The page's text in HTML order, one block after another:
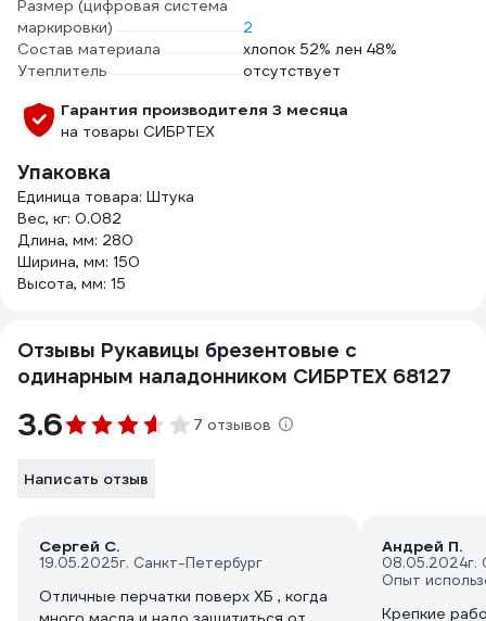
Размер (цифровая система
маркировки)
2
Состав материала
хлопок 52% лен 48%
Утеплитель
отсутствует
Гарантия производителя 3 месяца
на товары СИБРТЕХ
Упаковка
Единица товара: Штука
Вес, кг: 0.082
Длина, мм: 280
Ширина, мм: 150
Высота, мм: 15
Отзывы Рукавицы брезентовые с
одинарным наладонником СИБРТЕХ 68127
3.6 7 отзывов
Написать отзыв
Сергей С.
19.05.2025г. Санкт-Петербург
Отличные перчатки поверх ХБ , когда
Андрей П.
08.05.2024г.
Опыт
Крепкие